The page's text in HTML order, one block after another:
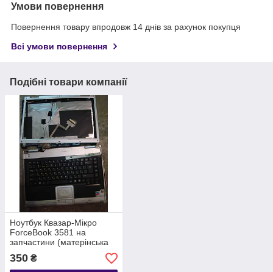
Умови повернення
Повернення товару впродовж 14 днів за рахунок покупця
Всі умови повернення
Подібні товари компанії
Ноутбук Квазар-Мікро
ForceBook 3581 на
запчастини (матерінська
плата, батарея,
корпус,інвертор,клавіатура
350 ₴